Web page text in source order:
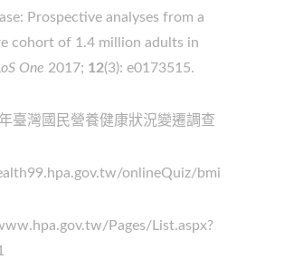
Prospective analyses from a
cohort of 1.4 million adults in
One 2017; 12(3): e0173515.
臺灣國民營養健康狀況變遷調查
onlineQuiz/bmi
Pages/List.aspx?